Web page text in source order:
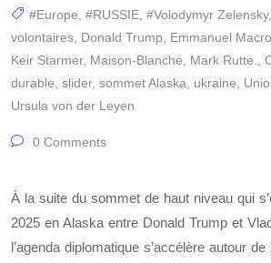
#Europe #RUSSIE #Volodymyr Zelensky,
volontaires Donald Trump Emmanuel
Keir Starmer, Maison-Blanche Mark Rutte.
durable slider, sommet Alaska ukraine
Ursula von der Leyen
0 Comments
À la suite du sommet de haut niveau qui
2025 en Alaska entre Donald Trump et
l’agenda diplomatique s’accélère autour